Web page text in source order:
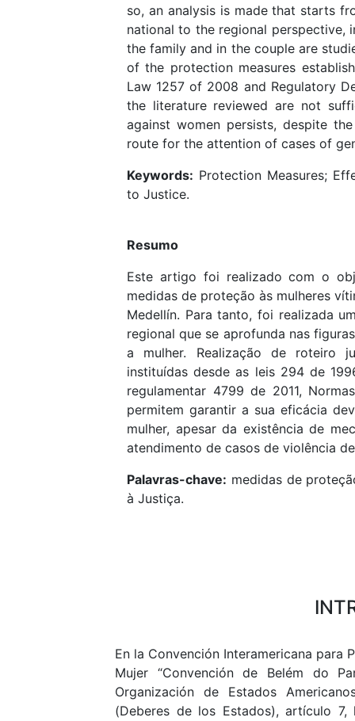
so, an analysis is made that starts
national to the regional perspective,
the family and in the couple are
of the protection measures
Law 1257 of 2008 and Regulatory
the literature reviewed are not
against women persists, despite
route for the attention of cases of
Keywords: Protection Measures;
to Justice.
Resumo
Este artigo foi realizado com o
medidas de proteção às mulheres
Medellín. Para tanto, foi realizada
regional que se aprofunda nas
a mulher. Realização de roteiro
instituídas desde as leis 294 de
regulamentar 4799 de 2011,
permitem garantir a sua eficácia
mulher, apesar da existência de
atendimento de casos de violência
Palavras-chave: medidas de
à Justiça.
En la Convención Interamericana para
Mujer “Convención de Belém do
Organización de Estados
(Deberes de los Estados), artículo